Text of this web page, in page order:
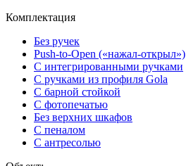
Комплектация
Без ручек
Push-to-Open («нажал-открыл»)
С интегрированными ручками
С ручками из профиля Gola
С барной стойкой
С фотопечатью
Без верхних шкафов
С пеналом
С антресолью